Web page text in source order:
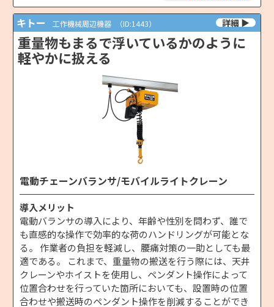
キトー 工作機械周辺機器 （ID:1443）
重量物もまるで浮いているかのように
軽やかに扱える
電動チェーンバランサ/モバイルライトクレーン
導入メリット
電動バランサの導入により、年齢や性別を問わず、誰で
も直感的な操作で効率的な荷のハンドリングが可能とな
る。 作業者の負担を軽減し、腰痛対策の一助としても最
適である。 これまで、重量物の搬送を行う際には、天井
クレーンやホイストを使用し、ペンダント操作によって
位置合わせを行っていた箇所においても、設置時の位置
合わせや搬送時のペンダント操作を削減することができ